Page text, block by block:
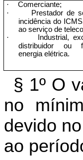
·
Comerciante;
·
Prestador de
incidência do
ao serviço de
·
Industrial,
distribuidor ou
energia elétrica.
§ 1º O
no
devido
ao